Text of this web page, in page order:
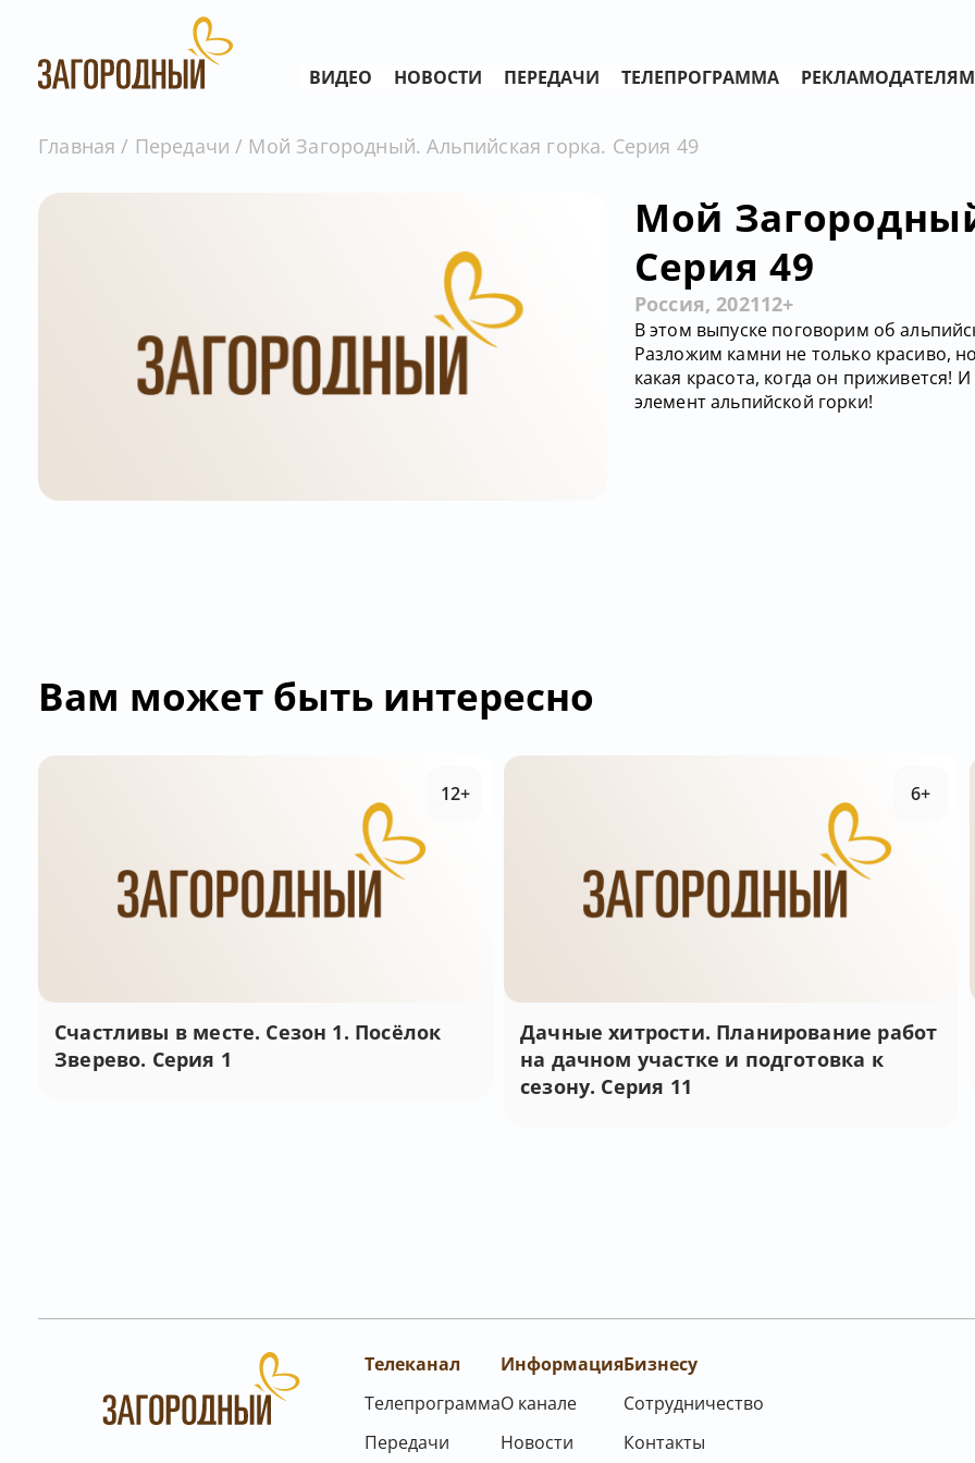
ВИДЕО НОВОСТИ ПЕРЕДАЧИ ТЕЛЕПРОГРАММА РЕКЛАМОДАТЕЛЯМ
Главная Передачи Мой Загородный. Альпийская горка. Серия 49
Мой
Серия 49
Россия, 202112+
В этом выпуске поговорим об
Разложим камни не только красиво,
какая красота, когда он приживется!
элемент альпийской горки!
Вам может быть интересно
Счастливы в месте. Сезон 1. Посёлок
Зверево. Серия 1
12+
Дачные хитрости. Планирование работ
на дачном участке и подготовка к
сезону. Серия 11
6+
Телеканал
Телепрограмма
Передачи
Информация
О канале
Новости
Бизнесу
Сотрудничество
Контакты